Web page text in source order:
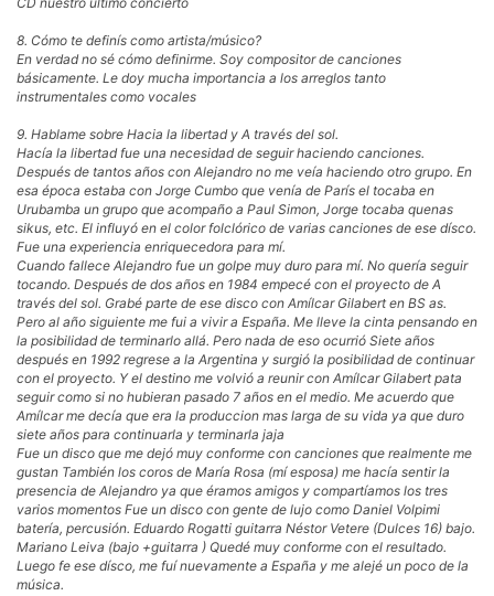
8. Cómo te definís como artista/músico?
En verdad no sé cómo definirme. Soy compositor de canciones
básicamente. Le doy mucha importancia a los arreglos tanto
instrumentales como vocales
9. Hablame sobre Hacia la libertad y A través del sol.
Hacía la libertad fue una necesidad de seguir haciendo canciones.
Después de tantos años con Alejandro no me veía haciendo otro grupo. En
esa época estaba con Jorge Cumbo que venía de París el tocaba en
Urubamba un grupo que acompaño a Paul Simon, Jorge tocaba quenas
sikus, etc. El influyó en el color folclórico de varias canciones de ese dísco.
Fue una experiencia enriquecedora para mí.
Cuando fallece Alejandro fue un golpe muy duro para mí. No quería seguir
tocando. Después de dos años en 1984 empecé con el proyecto de A
través del sol. Grabé parte de ese disco con Amílcar Gilabert en BS as.
Pero al año siguiente me fui a vivir a España. Me lleve la cinta pensando en
la posibilidad de terminarlo allá. Pero nada de eso ocurrió Siete años
después en 1992 regrese a la Argentina y surgió la posibilidad de continuar
con el proyecto. Y el destino me volvió a reunir con Amílcar Gilabert pata
seguir como si no hubieran pasado 7 años en el medio. Me acuerdo que
Amílcar me decía que era la produccion mas larga de su vida ya que duro
siete años para continuarla y terminarla jaja
Fue un disco que me dejó muy conforme con canciones que realmente me
gustan También los coros de María Rosa (mí esposa) me hacía sentir la
presencia de Alejandro ya que éramos amigos y compartíamos los tres
varios momentos Fue un disco con gente de lujo como Daniel Volpimi
batería, percusión. Eduardo Rogatti guitarra Néstor Vetere (Dulces 16) bajo.
Mariano Leiva (bajo +guitarra ) Quedé muy conforme con el resultado.
Luego fe ese dísco, me fuí nuevamente a España y me alejé un poco de la
música.